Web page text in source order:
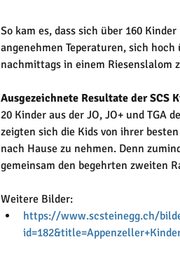
So kam es, dass sich über 160
angenehmen Teperaturen, sich
nachmittags in einem Riesenslalom
Ausgezeichnete Resultate der SCS
20 Kinder aus der JO, JO+ und TGA
zeigten sich die Kids von ihrer
nach Hause zu nehmen. Denn
gemeinsam den begehrten zweiten
Weitere Bilder:
https://www.scsteinegg.ch/